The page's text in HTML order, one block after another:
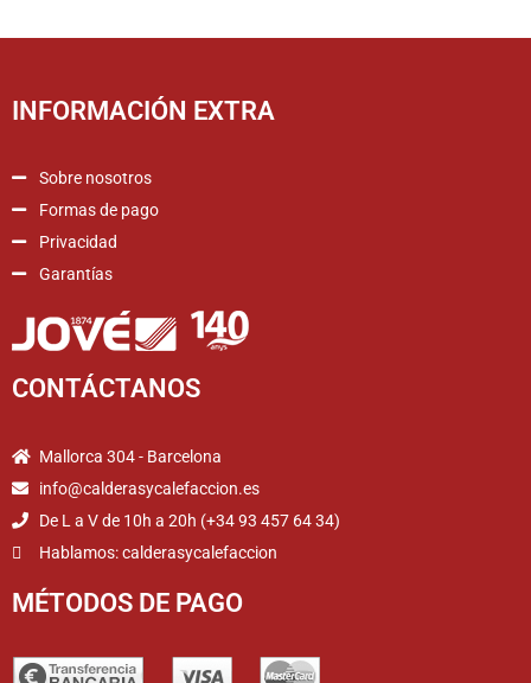
INFORMACIÓN EXTRA
Sobre nosotros
Formas de pago
Privacidad
Garantías
CONTÁCTANOS
Mallorca 304 - Barcelona
info@calderasycalefaccion.es
De L a V de 10h a 20h (+34 93 457 64 34)
Hablamos: calderasycalefaccion
MÉTODOS DE PAGO